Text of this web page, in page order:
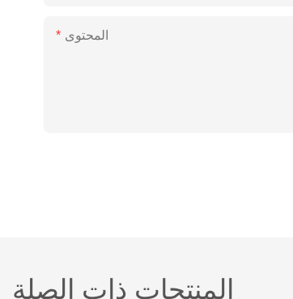
المحتوى
المنتجات ذات الصلة